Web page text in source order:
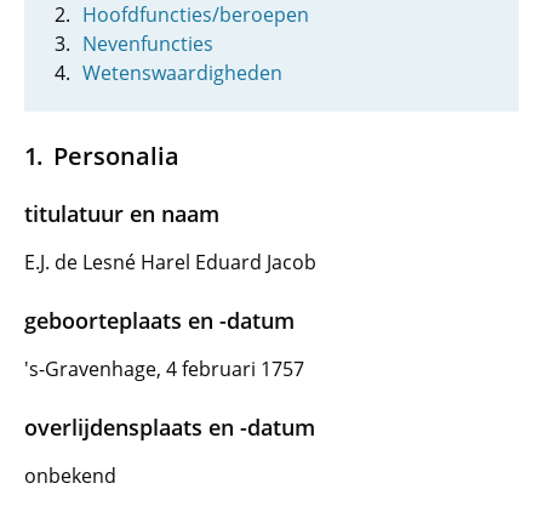
Hoofdfuncties/beroepen
Nevenfuncties
Wetenswaardigheden
Personalia
titulatuur en naam
E.J. de Lesné Harel Eduard Jacob
geboorteplaats en -datum
's-Gravenhage, 4 februari 1757
overlijdensplaats en -datum
onbekend